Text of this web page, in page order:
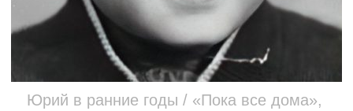
Юрий в ранние годы / «Пока все дома»,